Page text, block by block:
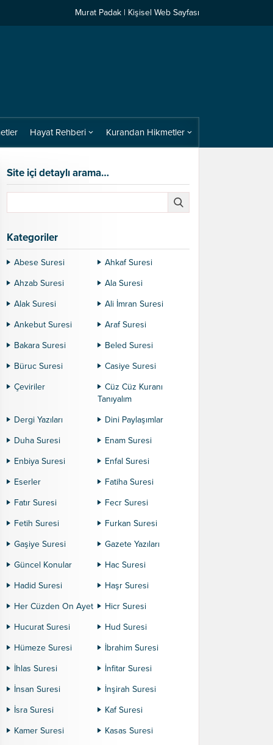
Murat Padak | Kişisel Web Sayfası
Hayat Rehberi Kurandan Hikmetler
Site içi detaylı arama…
Kategoriler
Abese Suresi
Ahkaf Suresi
Ahzab Suresi
Ala Suresi
Alak Suresi
Ali İmran Suresi
Ankebut Suresi
Araf Suresi
Bakara Suresi
Beled Suresi
Büruc Suresi
Casiye Suresi
Çeviriler
Cüz Cüz Kuranı
Tanıyalım
Dergi Yazıları
Dini Paylaşımlar
Duha Suresi
Enam Suresi
Enbiya Suresi
Enfal Suresi
Eserler
Fatiha Suresi
Fatır Suresi
Fecr Suresi
Fetih Suresi
Furkan Suresi
Gaşiye Suresi
Gazete Yazıları
Güncel Konular
Hac Suresi
Hadid Suresi
Haşr Suresi
Her Cüzden On Ayet
Hicr Suresi
Hucurat Suresi
Hud Suresi
Hümeze Suresi
İbrahim Suresi
İhlas Suresi
İnfitar Suresi
İnsan Suresi
İnşirah Suresi
İsra Suresi
Kaf Suresi
Kamer Suresi
Kasas Suresi